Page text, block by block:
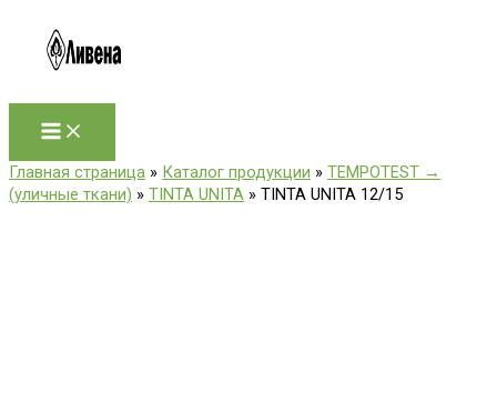
содержимому
Главная страница » Каталог продукции » TEMPOTEST →
(уличные ткани) » TINTA UNITA » TINTA UNITA 12/15